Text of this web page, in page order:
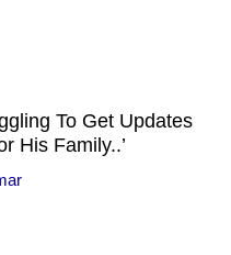
To Get Updates
His Family..’